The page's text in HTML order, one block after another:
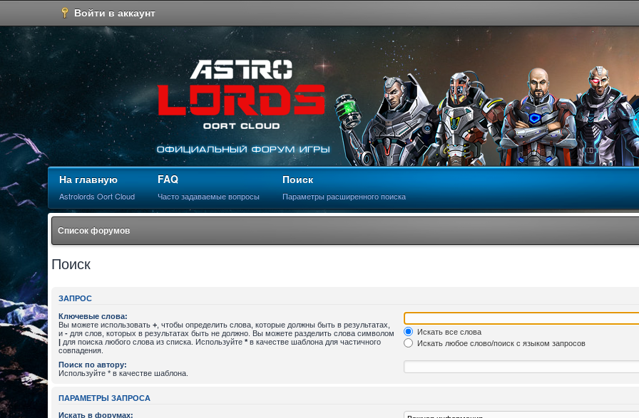
Войти в аккаунт
На главную
Astrolords Oort Cloud
FAQ
Часто задаваемые вопросы
Поиск
Параметры расширенного поиска
Список форумов
Поиск
ЗАПРОС
Ключевые слова:
Вы можете использовать+ , чтобы определить слова, которые должны быть в результатах,
и- для слов, которых в результатах быть не должно. Вы можете разделить слова символом
| для поиска любого слова из списка. Используйте* в качестве шаблона для частичного
совпадения.
Искать все слова
Искать любое слово/поиск с языком запросов
Поиск по автору:
Используйте * в качестве шаблона.
ПАРАМЕТРЫ ЗАПРОСА
Искать в форумах: